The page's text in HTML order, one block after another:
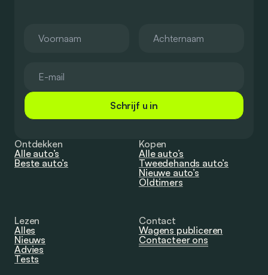
Schrijf u in
Ontdekken
Alle auto’s
Beste auto’s
Kopen
Alle auto’s
Tweedehands auto’s
Nieuwe auto’s
Oldtimers
Lezen
Alles
Nieuws
Advies
Tests
Contact
Wagens publiceren
Contacteer ons